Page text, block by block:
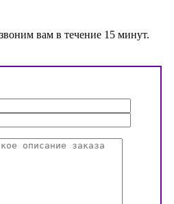
вам в течение 15 минут.